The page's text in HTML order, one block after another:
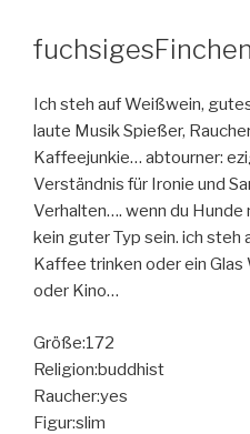
Ich steh auf Weißwein,
laute Musik Spießer,
Kaffeejunkie… abtourner:
Verständnis für Ironie und
Verhalten…. wenn du Hunde
kein guter Typ sein. ich
Kaffee trinken oder ein
oder Kino…
Größe:172
Religion:buddhist
Raucher:yes
Figur:slim